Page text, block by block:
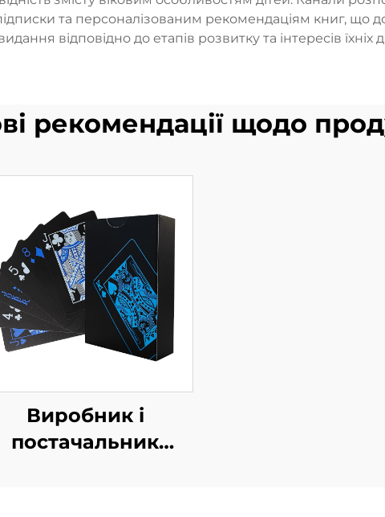
та персоналізованим рекомендаціям книг, що
відповідно до етапів розвитку та інтересів їхніх
рекомендації щодо
Виробник і
постачальник